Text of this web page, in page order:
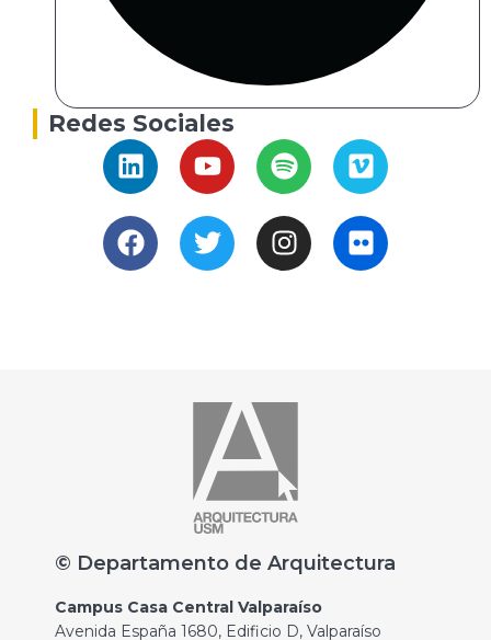
Redes Sociales
© Departamento de Arquitectura
Campus Casa Central Valparaíso
Avenida España 1680, Edificio D, Valparaíso